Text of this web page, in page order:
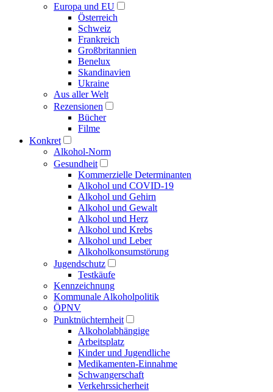
Europa und EU
Österreich
Schweiz
Frankreich
Großbritannien
Benelux
Skandinavien
Ukraine
Aus aller Welt
Rezensionen
Bücher
Filme
Konkret
Alkohol-Norm
Gesundheit
Kommerzielle Determinanten
Alkohol und COVID-19
Alkohol und Gehirn
Alkohol und Gewalt
Alkohol und Herz
Alkohol und Krebs
Alkohol und Leber
Alkoholkonsumstörung
Jugendschutz
Testkäufe
Kennzeichnung
Kommunale Alkoholpolitik
ÖPNV
Punktnüchternheit
Alkoholabhängige
Arbeitsplatz
Kinder und Jugendliche
Medikamenten-Einnahme
Schwangerschaft
Verkehrssicherheit